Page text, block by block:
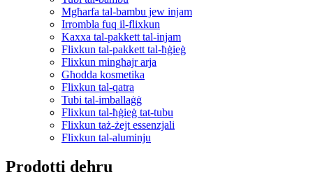
Mgħarfa tal-bambu jew injam
Irrombla fuq il-flixkun
Kaxxa tal-pakkett tal-injam
Flixkun tal-pakkett tal-ħġieġ
Flixkun mingħajr arja
Għodda kosmetika
Flixkun tal-qatra
Tubi tal-imballaġġ
Flixkun tal-ħġieġ tat-tubu
Flixkun taż-żejt essenzjali
Flixkun tal-aluminju
Prodotti dehru